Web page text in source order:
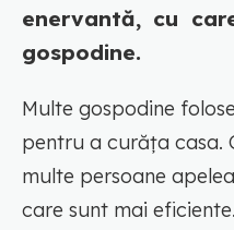
enervantă, cu
gospodine.
Multe gospodine
pentru a curăța casa.
multe persoane
care sunt mai